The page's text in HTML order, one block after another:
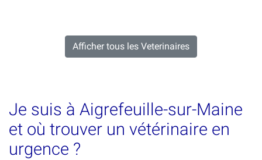
Afficher tous les Veterinaires
Je suis à Aigrefeuille-sur-Maine
et où trouver un vétérinaire en
urgence ?